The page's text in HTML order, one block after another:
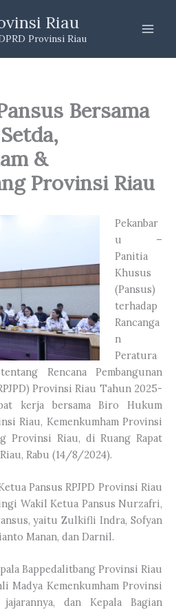
Riau
Provinsi Riau
Bersama
&
Provinsi Riau
Pekanbar
u –
Panitia
Khusus
(Pansus)
terhadap
Rancanga
n
Peratura
Rencana Pembangunan
Provinsi Riau Tahun 2025-
kerja bersama Biro Hukum
Riau, Kemenkumham Provinsi
Provinsi Riau, di Ruang Rapat
Rabu (14/8/2024).
Pansus RPJPD Provinsi Riau
Wakil Ketua Pansus Nurzafri,
yaitu Zulkifli Indra, Sofyan
Manan, dan Darnil.
Bappedalitbang Provinsi Riau
Madya Kemenkumham Provinsi
dan Kepala Bagian